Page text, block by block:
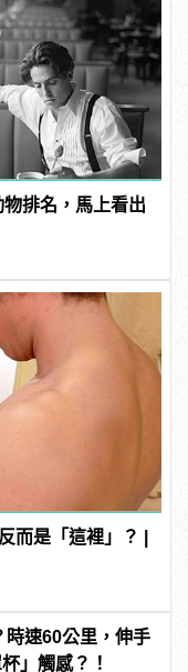
排名，馬上看出
而是「這裡」？ |
時速60公里，伸手
」觸感？！